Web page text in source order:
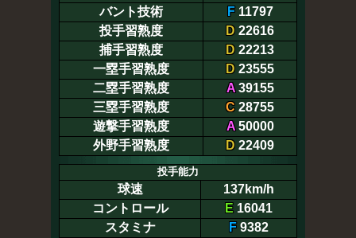
バント技術
F11797
投手習熟度
D 22616
捕手習熟度
D 22213
一塁手習熟度
D 23555
二塁手習熟度
A39155
三塁手習熟度
C 28755
遊撃手習熟度
A50000
外野手習熟度
D 22409
投手能力
球速
137km/h
コントロール
E 16041
スタミナ
F 9382